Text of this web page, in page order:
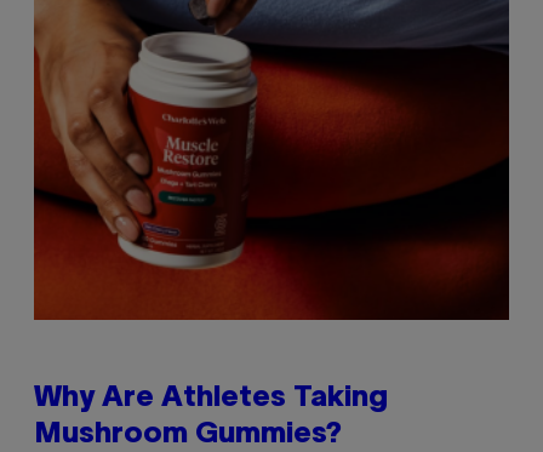
Why Are Athletes Taking
Mushroom Gummies?